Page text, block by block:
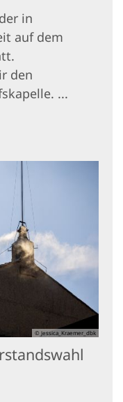
in
auf dem
den
...
© Jessica_Kraemer_dbk